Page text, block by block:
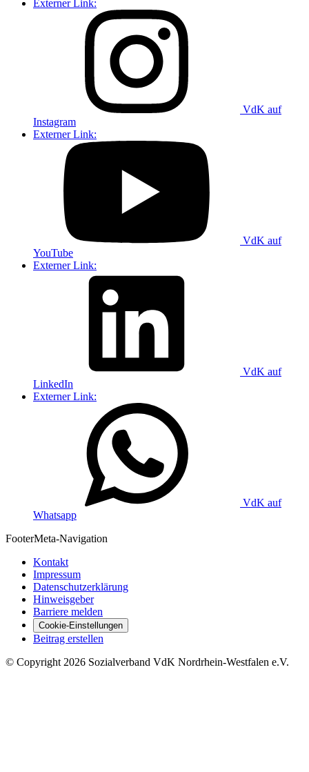
Externer Link:
VdK auf
Instagram
Externer Link:
VdK auf
YouTube
Externer Link:
VdK auf
LinkedIn
Externer Link:
VdK auf
Whatsapp
FooterMeta-Navigation
Kontakt
Impressum
Datenschutzerklärung
Hinweisgeber
Barriere melden
Cookie-Einstellungen
Beitrag erstellen
© Copyright 2026 Sozialverband VdK Nordrhein-Westfalen e.V.